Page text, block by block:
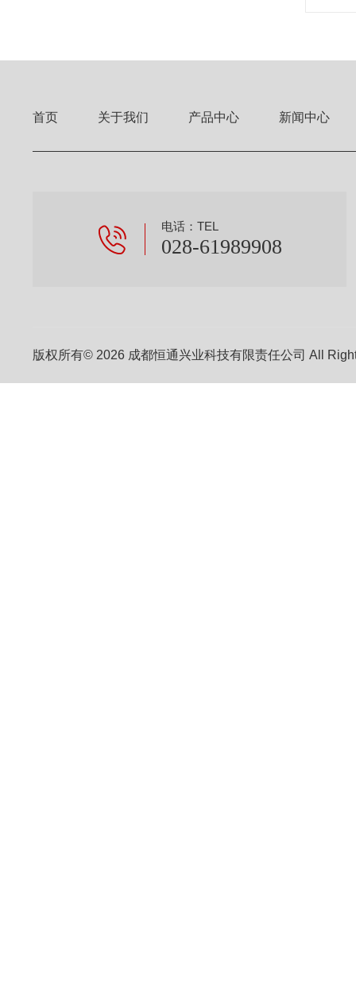
首页 关于我们 产品中心 新闻中心
电话：TEL
028-61989908
版权所有© 2026 成都恒通兴业科技有限责任公司 All